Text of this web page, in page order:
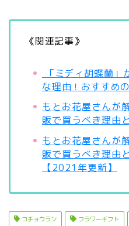
《関連記事》
「ミディ胡蝶蘭
な理由！おすすめ
もとお花屋さんが
販で買うべき理由
もとお花屋さんが
販で買うべき理由
【2021年更新】
コチョウラン フラワーギフト